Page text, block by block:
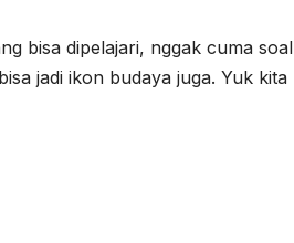
bisa dipelajari, nggak cuma soal
jadi ikon budaya juga. Yuk kita